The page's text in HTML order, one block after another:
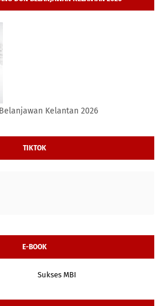
Kelantan 2026
TIKTOK
E-BOOK
Sukses MBI